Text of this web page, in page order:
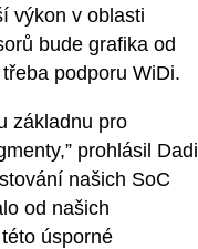
výkon v oblasti
bude grafika od
podporu WiDi.
základnu pro
prohlásil Dadi
našich SoC
od našich
úsporné